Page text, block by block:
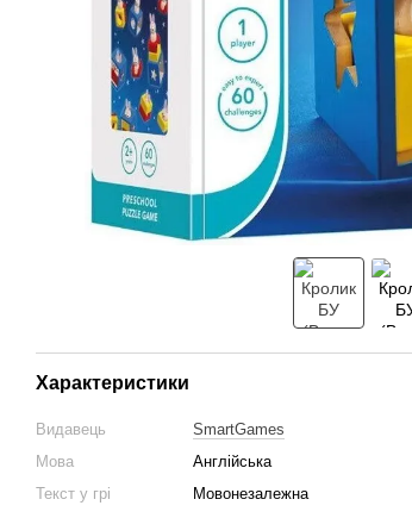
Характеристики
Видавець
SmartGames
Мова
Англійська
Текст у грі
Мовонезалежна